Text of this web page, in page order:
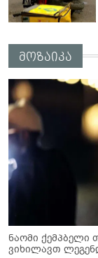
მოზაიკა
ნაომი ქემპბელი
ვიხილავთ